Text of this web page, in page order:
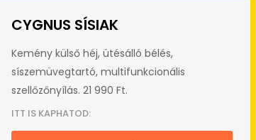
CYGNUS SÍSIAK
Kemény külső héj, ütésálló bélés,
síszemüvegtartó, multifunkcionális
szellőzőnyílás. 21 990 Ft.
ITT IS KAPHATOD: